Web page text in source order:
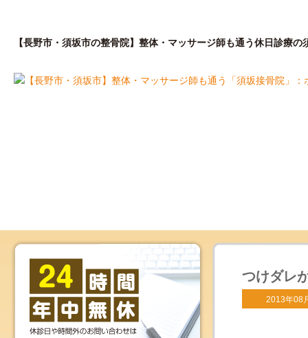
【長野市・須坂市の整骨院】整体・マッサージ師も通う休日診療の
つけダレ
2013年08